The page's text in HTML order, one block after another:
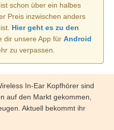
schon über ein halbes
Preis inzwischen anders
Hier geht es zu den
dir unsere App für Android
zu verpassen.
In-Ear Kopfhörer sind
auf den Markt gekommen,
Aktuell bekommt ihr